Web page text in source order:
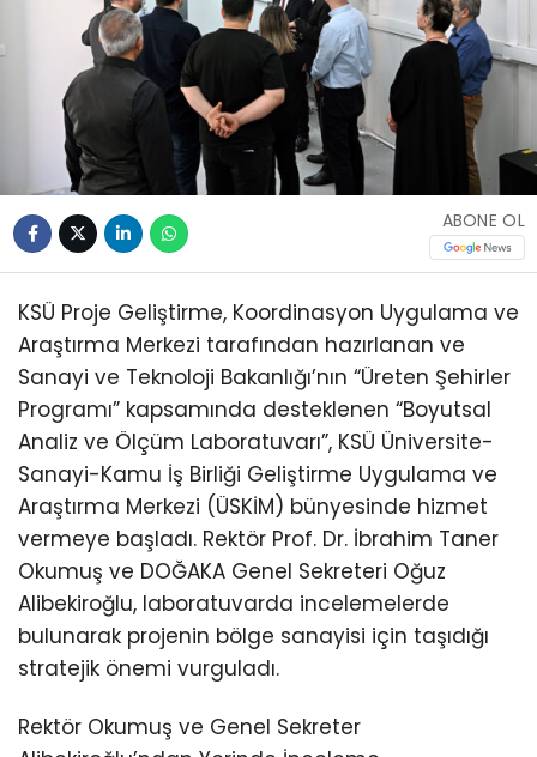
ABONE OL
KSÜ Proje Geliştirme, Koordinasyon Uygulama ve
Araştırma Merkezi tarafından hazırlanan ve
Sanayi ve Teknoloji Bakanlığı’nın “Üreten Şehirler
Programı” kapsamında desteklenen “Boyutsal
Analiz ve Ölçüm Laboratuvarı”, KSÜ Üniversite-
Sanayi-Kamu İş Birliği Geliştirme Uygulama ve
Araştırma Merkezi (ÜSKİM) bünyesinde hizmet
vermeye başladı. Rektör Prof. Dr. İbrahim Taner
Okumuş ve DOĞAKA Genel Sekreteri Oğuz
Alibekiroğlu, laboratuvarda incelemelerde
bulunarak projenin bölge sanayisi için taşıdığı
stratejik önemi vurguladı.
Rektör Okumuş ve Genel Sekreter